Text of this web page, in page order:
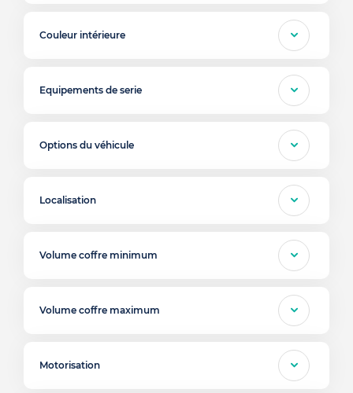
Couleur intérieure
Equipements de serie
Options du véhicule
Localisation
Volume coffre minimum
Volume coffre maximum
Motorisation